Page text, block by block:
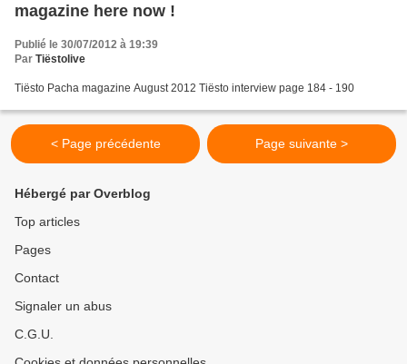
magazine here now !
Publié le 30/07/2012 à 19:39
Par Tiëstolive
Tiësto Pacha magazine August 2012 Tiësto interview page 184 - 190
< Page précédente Page suivante >
Hébergé par Overblog
Top articles
Pages
Contact
Signaler un abus
C.G.U.